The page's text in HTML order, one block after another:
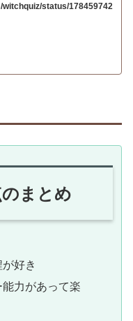
status/178459742
まとめ
好き
力があって楽